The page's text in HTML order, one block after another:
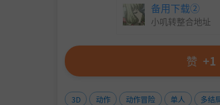
提升你的属性，组装致命的武器库
备用下载②
小叽转整合地址
赞 +1
3D 动作 动作冒险 单人 多结